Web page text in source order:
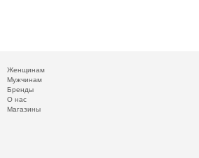
Женщинам
Мужчинам
Бренды
О нас
Магазины